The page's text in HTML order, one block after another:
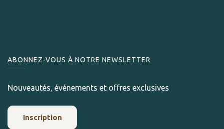
ABONNEZ-VOUS À NOTRE NEWSLETTER
Nouveautés, événements et offres exclusives
Inscription